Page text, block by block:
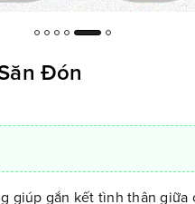
Đón
giúp gắn kết tình thân giữa